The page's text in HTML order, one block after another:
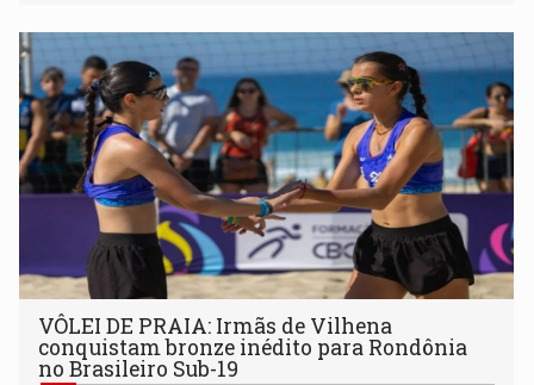
VÔLEI DE PRAIA: Irmãs de Vilhena
conquistam bronze inédito para Rondônia
no Brasileiro Sub-19